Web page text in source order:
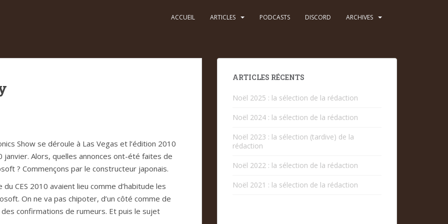
ACCUEIL ARTICLES PODCASTS DISCORD ARCHIVES
Show se déroule à Las Vegas et l’édi­tion 2010
Alors, quel­les annon­ces ont-été fai­tes de
? Com­men­çons par le cons­truc­teur japo­nais.
CES 2010 avaient lieu comme d’habi­tude les
On ne va pas chi­po­ter, d’un côté comme de
con­fir­ma­tions de rumeurs. Et puis le sujet
ARTICLES RÉCENTS
Noël 2025 : la sélection de la rédaction
Noël 2024 : la sélection de la rédaction
Noël 2023 : la sélection (tardive) de la
rédaction
Noël 2022 : la sélection de la rédaction
Noël 2021 : la sélection de la rédaction